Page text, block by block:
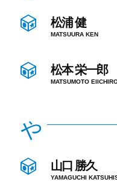
松浦 健
MATSUURA KEN
松本 栄一郎
MATSUMOTO
や
山口 勝久
YAMAGUCHI